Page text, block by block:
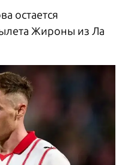
остается
Жироны из Ла